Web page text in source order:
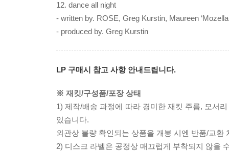
12. dance all night
- written by. ROSE, Greg Kurstin, Maureen
- produced by. Greg Kurstin
LP 구매시 참고 사항 안내드립니다.
※ 재킷/구성품/포장 상태
1) 제작/배송 과정에 따라 경미한 재킷 주름, 모서
있습니다.
외관상 불량 확인되는 상품을 개봉 시엔 반품/교환
2) 디스크 라벨은 공정상 매끄럽게 부착되지 않을